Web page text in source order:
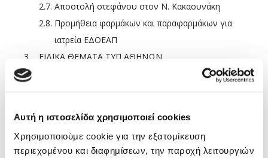
Αυτή η ιστοσελίδα χρησιμοποιεί cookies
Χρησιμοποιούμε cookie για την εξατομίκευση
περιεχομένου και διαφημίσεων, την παροχή λειτουργιών
2.7. Αποστολή στεφάνου στον Ν. Κακαουνάκη
2.8. Προμήθεια φαρμάκων και παραφαρμάκων για
ιατρεία ΕΔΟΕΑΠ
3.
ΕΙΔΙΚΑ ΘΕΜΑΤΑ ΤΥΠ ΑΘΗΝΩΝ
4.
5.
ΑΝΑΘΕΣΗ ΕΡΓΟΥ ΓΙΑ ΔΗΜΙΟΥΡΓΙΑ ΧΩΡΟΥ
6.
ΣΥΖΗΤΗΣΗ ΚΑΙ ΕΝΗΜΕΡΩΣΗ ΓΙΑ ΤΟ ΑΣΦΑΛΙΣΤΙΚΟ
ΤΩΝ ΕΡΓΑΖΟΜΕΝΩΝ ΙΑΤΡΩΝ